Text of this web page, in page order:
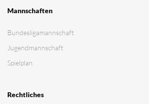
Mannschaften
Bundesligamannschaft
Jugendmannschaft
Spielplan
Rechtliches